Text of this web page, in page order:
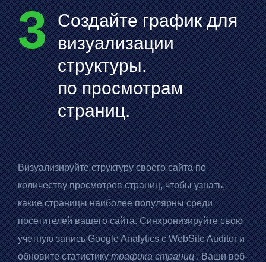
3 Создайте график для
визуализации
структуры.
по просмотрам
страниц.
Визуализируйте структуру своего сайта по
количеству просмотров страниц, чтобы узнать,
какие страницы наиболее популярны среди
посетителей вашего сайта. Синхронизируйте свою
учетную записьGoogle AnalyticsсWebSite Auditorи
обновите статистикутрафика страниц. Ваши веб-